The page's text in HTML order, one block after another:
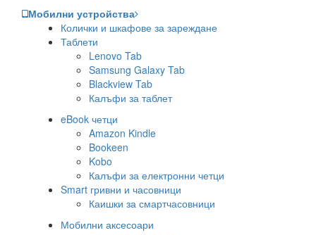
Мобилни устройства
Колички и шкафове за зареждане
Таблети
Lenovo Tab
Samsung Galaxy Tab
Blackview Tab
Калъфи за таблет
eBook четци
Amazon Kindle
Bookeen
Kobo
Калъфи за електронни четци
Smart гривни и часовници
Каишки за смартчасовници
Мобилни аксесоари